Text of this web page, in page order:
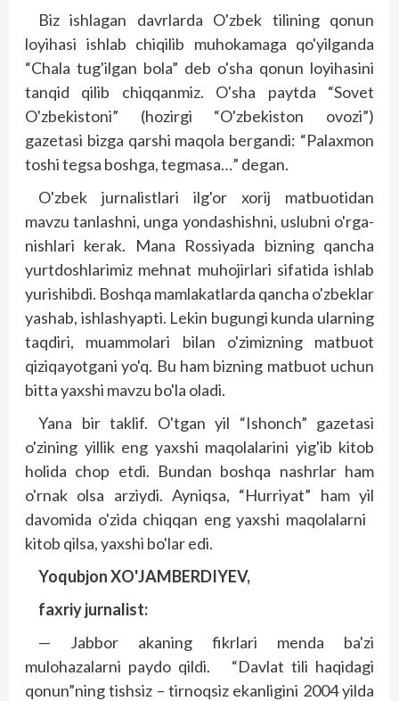
Biz ishlagan davrlarda O'zbek tilining qonun
loyihasi ishlab chiqilib muhokamaga qo'yilganda
“Chala tug'ilgan bola” deb o'sha qonun loyihasini
tanqid qilib chiqqanmiz. O'sha paytda “Sovet
O'zbekistoni” (hozirgi “O'zbekiston ovozi”)
gazetasi bizga qarshi maqola bergandi: “Palaxmon
toshi tegsa bosh­­ga, tegmasa…” degan.
O'zbek jurnalistlari ilg'or xorij matbuotidan
mavzu tanlashni, unga yondashishni, uslubni o'rga­
nishlari kerak. Mana Rossiyada bizning qancha
yurtdoshlarimiz mehnat muhojirlari sifatida ishlab
yurishibdi. Boshqa mamlakatlarda qancha o'zbeklar
yashab, ishlashyapti. Lekin bugungi kunda ularning
taqdiri, muammolari bilan o'zimizning matbuot
qiziqayotgani yo'q. Bu ham bizning matbuot uchun
bitta yaxshi mavzu bo'la oladi.
Yana bir taklif. O'tgan yil “Ishonch” gazetasi
o'zining yillik eng yaxshi maqolalarini yig'ib kitob
holida chop etdi. Bundan boshqa nashrlar ham
o'rnak olsa arziydi. Ayniqsa, “Hurriyat” ham yil
davomida o'zida chiqqan eng yaxshi maqolalarni
kitob qilsa, yaxshi bo'lar edi.
Yoqubjon XO'JAMBERDIYEV,
faxriy jurnalist:
— Jabbor akaning fikrlari menda ba'zi
mulohazalarni paydo qildi. “Davlat tili haqidagi
qonun”ning tishsiz – tirnoqsiz ekanligini 2004 yilda